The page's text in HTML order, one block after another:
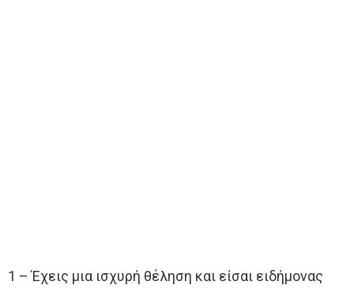
1 – Έχεις μια ισχυρή θέληση και είσαι ειδήμονας